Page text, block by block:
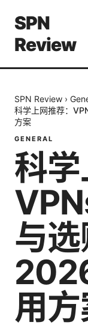
SPN
Review
SPN Review ›
科学上网推荐：
方案
GENERAL
科学
与选
用